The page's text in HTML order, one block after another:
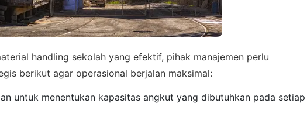
handling sekolah yang efektif, pihak manajemen perlu
berikut agar operasional berjalan maksimal:
untuk menentukan kapasitas angkut yang dibutuhkan pada setiap